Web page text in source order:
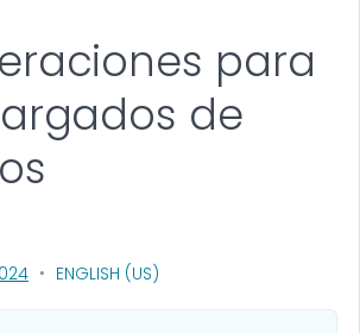
, VISIT LINK FOR DETAILS.
ENGLISH (US)
para
de